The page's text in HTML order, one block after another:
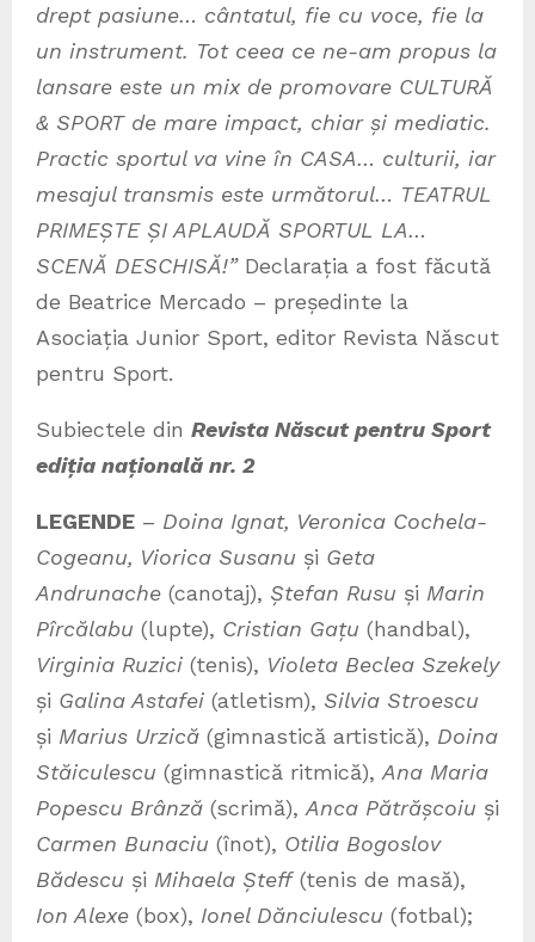
drept pasiune… cântatul, fie cu voce, fie la
un instrument. Tot ceea ce ne-am propus la
lansare este un mix de promovare CULTURĂ
& SPORT de mare impact, chiar și mediatic.
Practic sportul va vine în CASA… culturii, iar
mesajul transmis este următorul… TEATRUL
PRIMEȘTE ȘI APLAUDĂ SPORTUL LA…
SCENĂ DESCHISĂ!”Declarația a fost făcută
de Beatrice Mercado – președinte la
Asociația Junior Sport, editor Revista Născut
pentru Sport.
Subiectele din Revista Născut pentru Sport
ediția națională nr. 2
LEGENDE – Doina Ignat, Veronica Cochela-
Cogeanu, Viorica Susanu și Geta
Andrunache (canotaj), Ștefan Rusu și Marin
Pîrcălabu (lupte), Cristian Gațu (handbal),
Virginia Ruzici (tenis), Violeta Beclea Szekely
și Galina Astafei (atletism), Silvia Stroescu
și Marius Urzică (gimnastică artistică), Doina
Stăiculescu (gimnastică ritmică), Ana Maria
Popescu Brânză (scrimă), Anca Pătrășcoiu și
Carmen Bunaciu (înot), Otilia Bogoslov
Bădescu și Mihaela Șteff(tenis de masă),
Ion Alexe (box), Ionel Dănciulescu (fotbal);